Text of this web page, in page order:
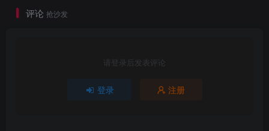
评论 抢沙发
请登录后发表评论
登录 注册